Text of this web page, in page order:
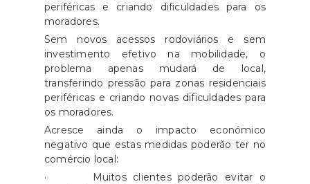
periféricas e criando dificuldades para os
moradores.
Sem novos acessos rodoviários e sem
investimento efetivo na mobilidade, o
problema apenas mudará de local,
transferindo pressão para zonas residenciais
periféricas e criando novas dificuldades para
os moradores.
Acresce ainda o impacto económico
negativo que estas medidas poderão ter no
comércio local:
· Muitos clientes poderão evitar o